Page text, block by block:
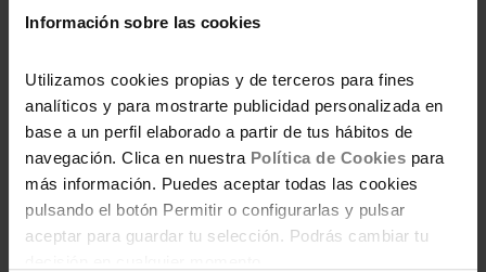
Información sobre las cookies
Utilizamos cookies propias y de terceros para fines
analíticos y para mostrarte publicidad personalizada en
base a un perfil elaborado a partir de tus hábitos de
navegación. Clica en nuestra Política de Cookies para
más información. Puedes aceptar todas las cookies
pulsando el botón Permitir o configurarlas y pulsar
aceptar para guardar tu selección. Podrás cambiar tu
los apartamentos de
¡Vuelve el Magic Play
Fest! El planazo de
gaming y ahorro que